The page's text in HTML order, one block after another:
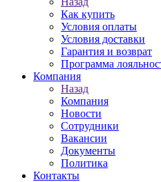
Как купить
Условия оплаты
Условия доставки
Гарантия и возврат
Программа
Компания
Назад
Компания
Новости
Сотрудники
Вакансии
Документы
Политика
Контакты